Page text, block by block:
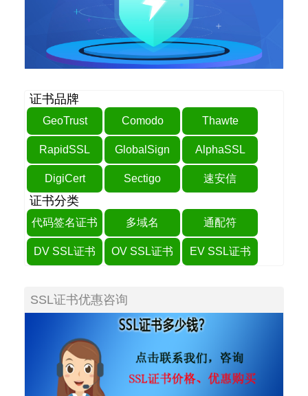
证书品牌
GeoTrust Comodo Thawte
RapidSSL GlobalSign AlphaSSL
DigiCert Sectigo 速安信
证书分类
代码签名证书 多域名 通配符
DV SSL证书 OV SSL证书 EV SSL证书
SSL证书优惠咨询